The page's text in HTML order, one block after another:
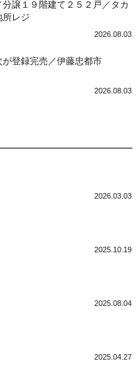
譲１９階建て２５２戸／タカ
所レジ
2026.08.03
登録完売／伊藤忠都市
2026.08.03
2026.03.03
2025.10.19
2025.08.04
2025.04.27